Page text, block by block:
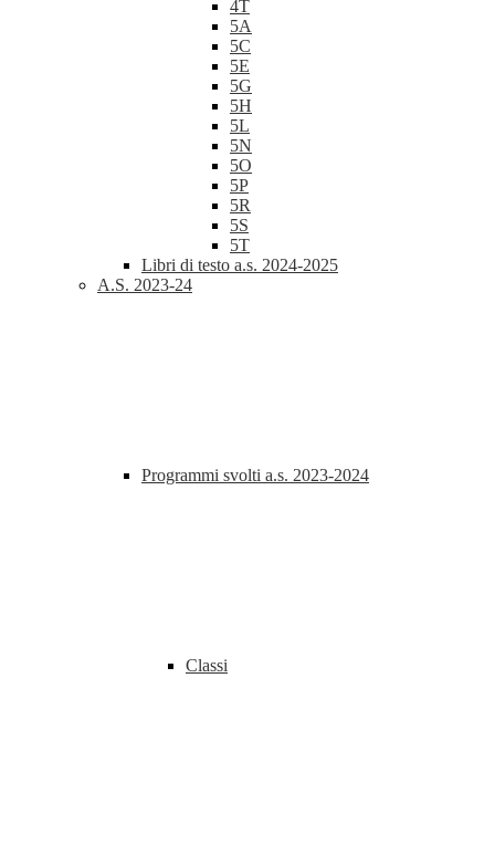
4T
5A
5C
5E
5G
5H
5L
5N
5O
5P
5R
5S
5T
Libri di testo a.s. 2024-2025
A.S. 2023-24
Programmi svolti a.s. 2023-2024
Classi